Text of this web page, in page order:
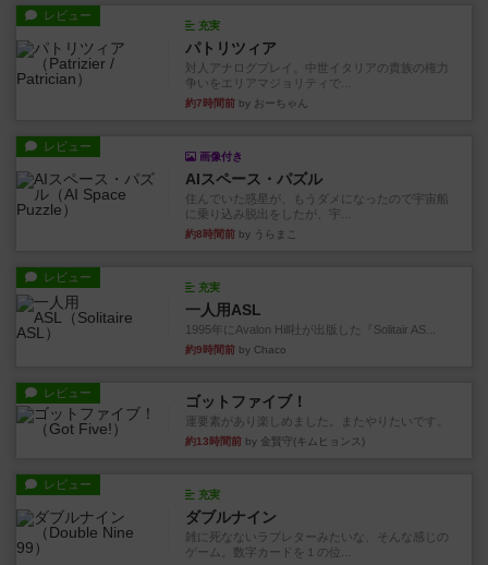
レビュー
充実
パトリツィア
対人アナログプレイ。中世イタリアの貴族の権力
争いをエリアマジョリティで...
約7時間前 by おーちゃん
レビュー
画像付き
AIスペース・パズル
住んでいた惑星が、もうダメになったので宇宙船
に乗り込み脱出をしたが、宇...
約8時間前 by うらまこ
レビュー
充実
一人用ASL
1995年にAvalon Hill社が出版した『Solitair AS...
約9時間前 by Chaco
レビュー ゴットファイブ！
運要素があり楽しめました。またやりたいです。
約13時間前 by 金賢守(キムヒョンス)
レビュー
充実
ダブルナイン
雑に死なないラブレターみたいな、そんな感じの
ゲーム。数字カードを１の位...